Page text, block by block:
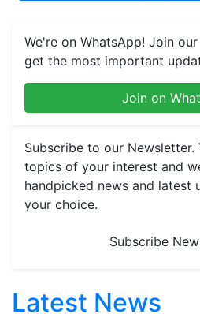
We're on WhatsApp! Join
get the most important
Join on
Subscribe to our Newsletter.
topics of your interest and
handpicked news and latest
your choice.
Subscribe
Latest News